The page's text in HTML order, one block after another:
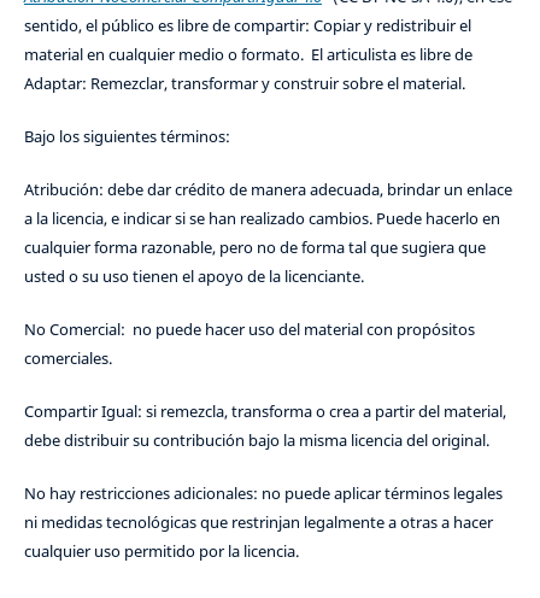
sentido, el público es libre de compartir: Copiar y redistribuir el
material en cualquier medio o formato. El articulista es libre de
Adaptar: Remezclar, transformar y construir sobre el material.
Bajo los siguientes términos:
Atribución: debe dar crédito de manera adecuada, brindar un enlace
a la licencia, e indicar si se han realizado cambios. Puede hacerlo en
cualquier forma razonable, pero no de forma tal que sugiera que
usted o su uso tienen el apoyo de la licenciante.
No Comercial: no puede hacer uso del material con propósitos
comerciales.
Compartir Igual: si remezcla, transforma o crea a partir del material,
debe distribuir su contribución bajo la misma licencia del original.
No hay restricciones adicionales: no puede aplicar términos legales
ni medidas tecnológicas que restrinjan legalmente a otras a hacer
cualquier uso permitido por la licencia.